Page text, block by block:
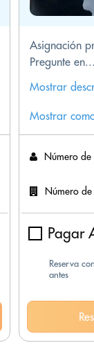
Asignación
Pregunte en...
Mostrar
Mostrar
Número de
Número
Pagar
Reserva
antes